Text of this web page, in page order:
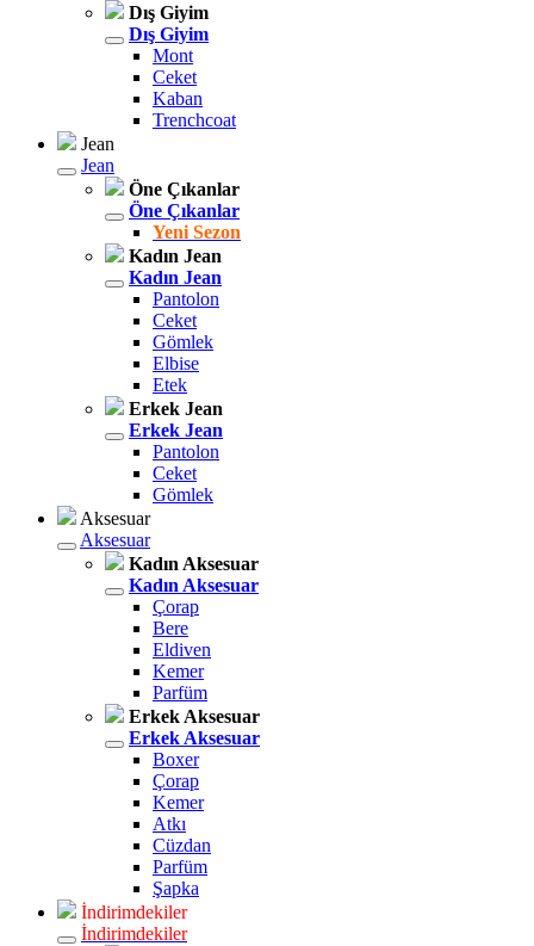
Dış Giyim
Dış Giyim
Mont
Ceket
Kaban
Trenchcoat
Jean
Jean
Öne Çıkanlar
Öne Çıkanlar
Yeni Sezon
Kadın Jean
Kadın Jean
Pantolon
Ceket
Gömlek
Elbise
Etek
Erkek Jean
Erkek Jean
Pantolon
Ceket
Gömlek
Aksesuar
Aksesuar
Kadın Aksesuar
Kadın Aksesuar
Çorap
Bere
Eldiven
Kemer
Parfüm
Erkek Aksesuar
Erkek Aksesuar
Boxer
Çorap
Kemer
Atkı
Cüzdan
Parfüm
Şapka
İndirimdekiler
İndirimdekiler